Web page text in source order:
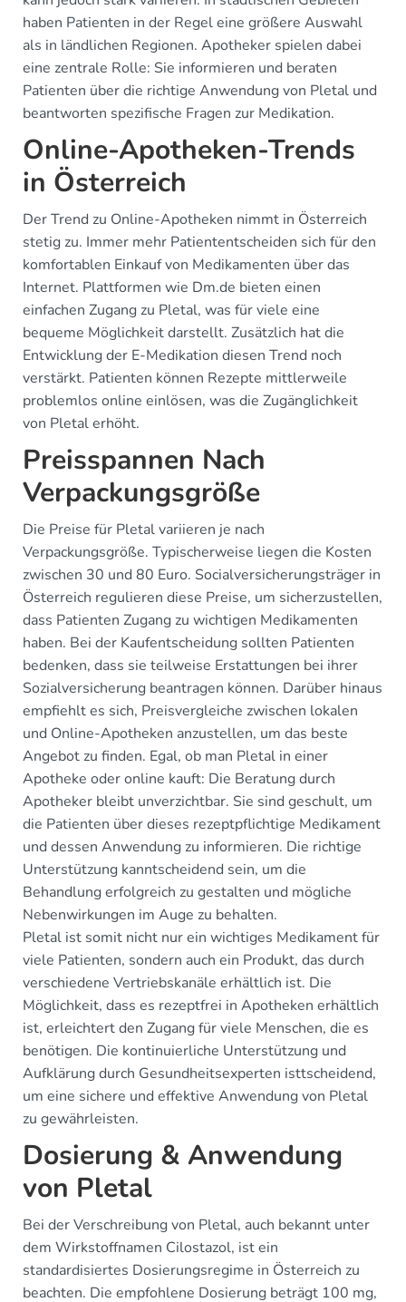
haben Patienten in der Regel eine größere Auswahl
als in ländlichen Regionen. Apotheker spielen dabei
eine zentrale Rolle: Sie informieren und beraten
Patienten über die richtige Anwendung von Pletal und
beantworten spezifische Fragen zur Medikation.
Online-Apotheken-Trends
in Österreich
Der Trend zu Online-Apotheken nimmt in Österreich
stetig zu. Immer mehr Patiententscheiden sich für den
komfortablen Einkauf von Medikamenten über das
Internet. Plattformen wie Dm.de bieten einen
einfachen Zugang zu Pletal, was für viele eine
bequeme Möglichkeit darstellt. Zusätzlich hat die
Entwicklung der E-Medikation diesen Trend noch
verstärkt. Patienten können Rezepte mittlerweile
problemlos online einlösen, was die Zugänglichkeit
von Pletal erhöht.
Preisspannen Nach
Verpackungsgröße
Die Preise für Pletal variieren je nach
Verpackungsgröße. Typischerweise liegen die Kosten
zwischen 30 und 80 Euro. Socialversicherungsträger in
Österreich regulieren diese Preise, um sicherzustellen,
dass Patienten Zugang zu wichtigen Medikamenten
haben. Bei der Kaufentscheidung sollten Patienten
bedenken, dass sie teilweise Erstattungen bei ihrer
Sozialversicherung beantragen können. Darüber hinaus
empfiehlt es sich, Preisvergleiche zwischen lokalen
und Online-Apotheken anzustellen, um das beste
Angebot zu finden. Egal, ob man Pletal in einer
Apotheke oder online kauft: Die Beratung durch
Apotheker bleibt unverzichtbar. Sie sind geschult, um
die Patienten über dieses rezeptpflichtige Medikament
und dessen Anwendung zu informieren. Die richtige
Unterstützung kanntscheidend sein, um die
Behandlung erfolgreich zu gestalten und mögliche
Nebenwirkungen im Auge zu behalten.
Pletal ist somit nicht nur ein wichtiges Medikament für
viele Patienten, sondern auch ein Produkt, das durch
verschiedene Vertriebskanäle erhältlich ist. Die
Möglichkeit, dass es rezeptfrei in Apotheken erhältlich
ist, erleichtert den Zugang für viele Menschen, die es
benötigen. Die kontinuierliche Unterstützung und
Aufklärung durch Gesundheitsexperten isttscheidend,
um eine sichere und effektive Anwendung von Pletal
zu gewährleisten.
Dosierung & Anwendung
von Pletal
Bei der Verschreibung von Pletal, auch bekannt unter
dem Wirkstoffnamen Cilostazol, ist ein
standardisiertes Dosierungsregime in Österreich zu
beachten. Die empfohlene Dosierung beträgt 100 mg,